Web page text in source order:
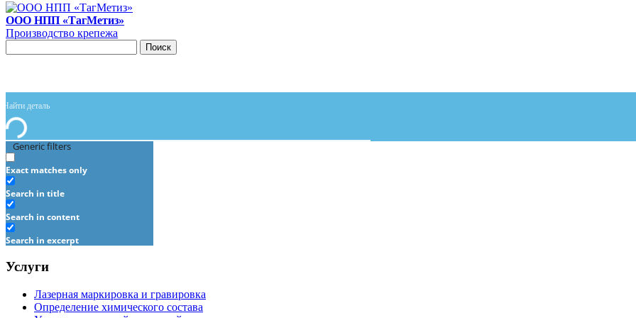
ООО НПП «ТагМетиз»
Производство крепежа
Поиск
Generic filters
Exact matches only
Search in title
Search in content
Search in excerpt
Услуги
Лазерная маркировка и гравировка
Определение химического состава